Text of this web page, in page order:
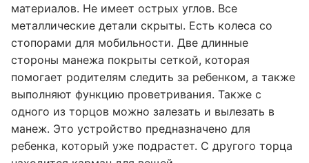
материалов. Не имеет острых углов. Все
металлические детали скрыты. Есть колеса со
стопорами для мобильности. Две длинные
стороны манежа покрыты сеткой, которая
помогает родителям следить за ребенком, а также
выполняют функцию проветривания. Также с
одного из торцов можно залезать и вылезать в
манеж. Это устройство предназначено для
ребенка, который уже подрастет. С другого торца